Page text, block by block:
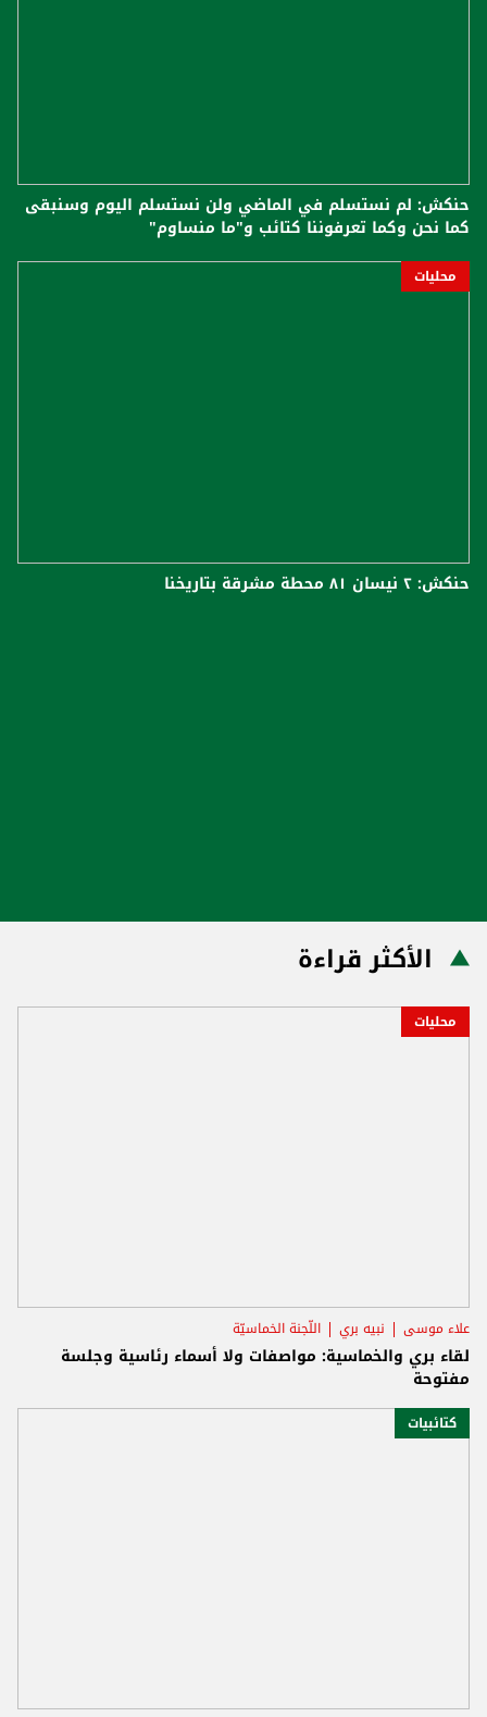
حنكش: لم نستسلم في الماضي ولن نستسلم اليوم وسنبقى
كما نحن وكما تعرفوننا كتائب و"ما منساوم"
محليات
حنكش: ٢ نيسان ٨١ محطة مشرقة بتاريخنا
الأكثر قراءة
محليات
علاء موسى نبيه بري اللّجنة الخماسيّة
لقاء بري والخماسية: مواصفات ولا أسماء رئاسية وجلسة
مفتوحة
كتائبيات